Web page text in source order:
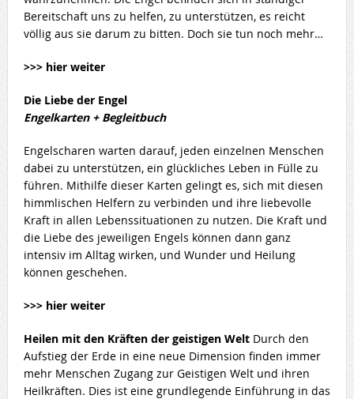
Bereitschaft uns zu helfen, zu unterstützen, es reicht
völlig aus sie darum zu bitten. Doch sie tun noch mehr…
>>> hier weiter
Die Liebe der Engel
Engelkarten + Begleitbuch
Engelscharen warten darauf, jeden einzelnen Menschen
dabei zu unterstützen, ein glückliches Leben in Fülle zu
führen. Mithilfe dieser Karten gelingt es, sich mit diesen
himmlischen Helfern zu verbinden und ihre liebevolle
Kraft in allen Lebenssituationen zu nutzen. Die Kraft und
die Liebe des jeweiligen Engels können dann ganz
intensiv im Alltag wirken, und Wunder und Heilung
können geschehen.
>>> hier weiter
Heilen mit den Kräften der geistigen Welt Durch den
Aufstieg der Erde in eine neue Dimension finden immer
mehr Menschen Zugang zur Geistigen Welt und ihren
Heilkräften. Dies ist eine grundlegende Einführung in das